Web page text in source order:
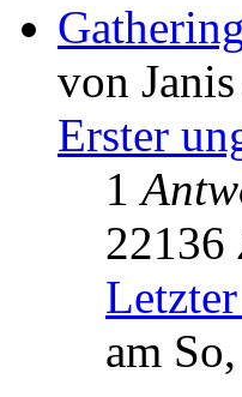
von
Erster
1
22136
am